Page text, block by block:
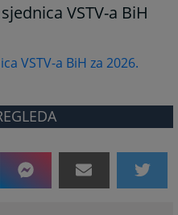
VSTV-a BiH
VSTV-a BiH za 2026.